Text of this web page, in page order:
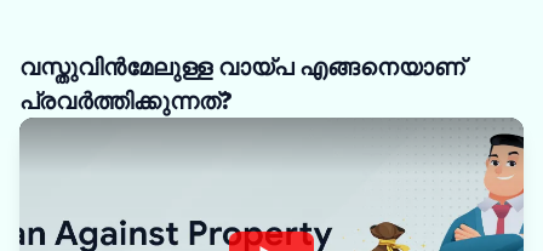
വസ്തുവിൻമേലുള്ള വായ്പ എങ്ങനെയാണ്
പ്രവർത്തിക്കുന്നത്?